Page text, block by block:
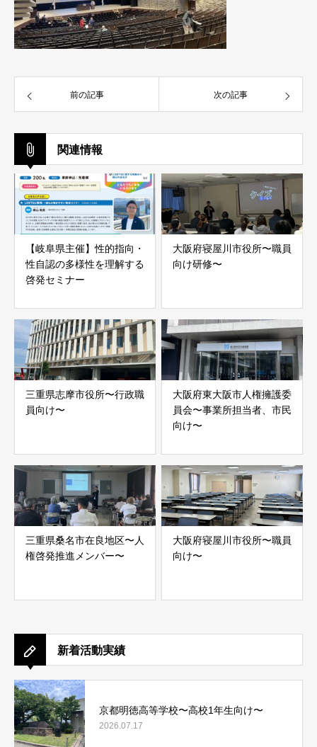
前の記事 次の記事
関連情報
【岐阜県主催】性的指向・
性自認の多様性を理解する
啓発セミナー
大阪府寝屋川市役所〜職員
向け研修〜
三重県志摩市役所〜行政職
員向け〜
大阪府東大阪市人権擁護委
員会〜事業所担当者、市民
向け〜
三重県桑名市在良地区〜人
権啓発推進メンバー〜
大阪府寝屋川市役所〜職員
向け〜
新着活動実績
京都明徳高等学校〜高校1年生向け〜
2026.07.17